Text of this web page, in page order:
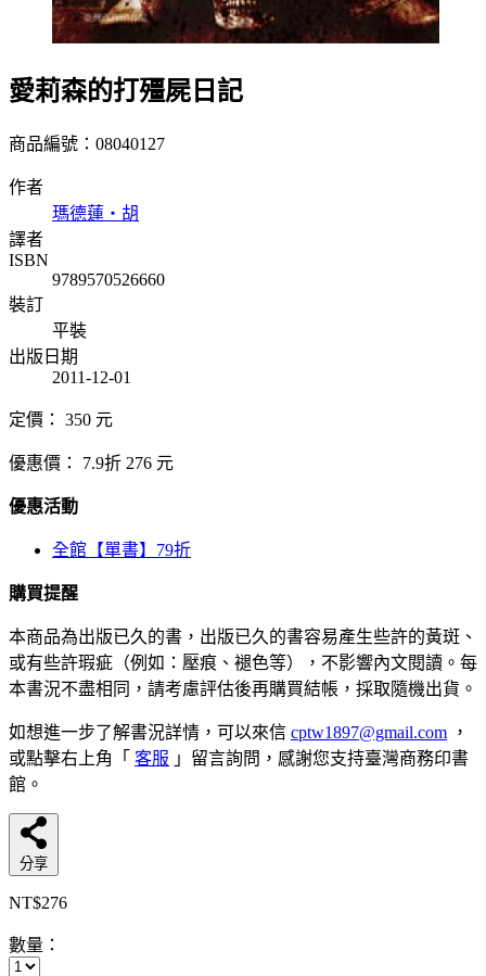
愛莉森的打殭屍日記
商品編號：08040127
作者
瑪德蓮‧胡
譯者
ISBN
9789570526660
裝訂
平裝
出版日期
2011-12-01
定價： 350 元
優惠價： 7.9折 276 元
優惠活動
全館【單書】79折
購買提醒
本商品為出版已久的書，出版已久的書容易產生些許的黃斑、
或有些許瑕疵（例如：壓痕、褪色等），不影響內文閱讀。每
本書況不盡相同，請考慮評估後再購買結帳，採取隨機出貨。
如想進一步了解書況詳情，可以來信 cptw1897@gmail.com ，
或點擊右上角「 客服 」留言詢問，感謝您支持臺灣商務印書
館。
分享
NT$276
數量：